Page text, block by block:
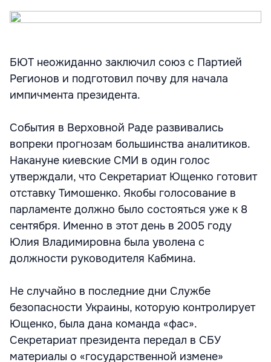
БЮТ неожиданно заключил союз с Партией
Регионов и подготовил почву для начала
импичмента президента.
События в Верховной Раде развивались
вопреки прогнозам большинства аналитиков.
Накануне киевские СМИ в один голос
утверждали, что Секретариат Ющенко готовит
отставку Тимошенко. Якобы голосование в
парламенте должно было состояться уже к 8
сентября. Именно в этот день в 2005 году
Юлия Владимировна была уволена с
должности руководителя Кабмина.
Не случайно в последние дни Службе
безопасности Украины, которую контролирует
Ющенко, была дана команда «фас».
Секретариат президента передал в СБУ
материалы о «государственной измене»